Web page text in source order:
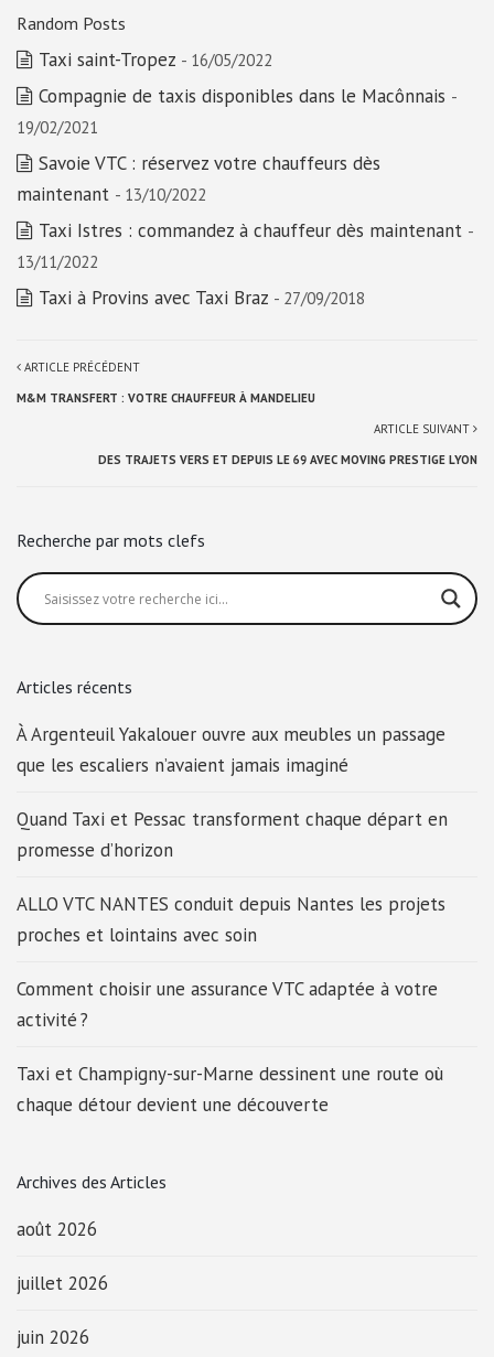
Random Posts
Taxi saint-Tropez - 16/05/2022
Compagnie de taxis disponibles dans le Macônnais -
19/02/2021
Savoie VTC : réservez votre chauffeurs dès
maintenant - 13/10/2022
Taxi Istres : commandez à chauffeur dès maintenant -
13/11/2022
Taxi à Provins avec Taxi Braz - 27/09/2018
ARTICLE PRÉCÉDENT
M&M TRANSFERT : VOTRE CHAUFFEUR À MANDELIEU
ARTICLE SUIVANT
DES TRAJETS VERS ET DEPUIS LE 69 AVEC MOVING PRESTIGE LYON
Recherche par mots clefs
Articles récents
À Argenteuil Yakalouer ouvre aux meubles un passage
que les escaliers n’avaient jamais imaginé
Quand Taxi et Pessac transforment chaque départ en
promesse d’horizon
ALLO VTC NANTES conduit depuis Nantes les projets
proches et lointains avec soin
Comment choisir une assurance VTC adaptée à votre
activité ?
Taxi et Champigny-sur-Marne dessinent une route où
chaque détour devient une découverte
Archives des Articles
août 2026
juillet 2026
juin 2026